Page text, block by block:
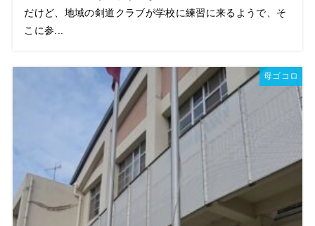
だけど、地域の剣道クラブが学校に練習に来るようで、そ
こに参...
母ゴコロ